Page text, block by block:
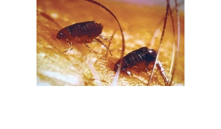
Земляные блохи Борьба с блохами